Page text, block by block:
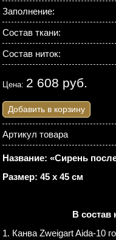
Заполнение:
Состав ткани:
Состав ниток:
Цена: 2 608 руб.
Добавить в корзину
Артикул товара
Название: «Сирень
Размер: 45 х 45 см
В
1. Канва Zweigart Aida-10